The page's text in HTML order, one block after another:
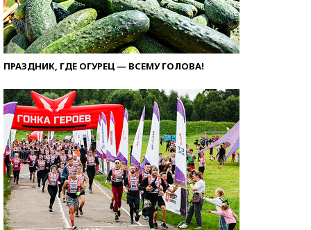
ПРАЗДНИК, ГДЕ ОГУРЕЦ — ВСЕМУ ГОЛОВА!